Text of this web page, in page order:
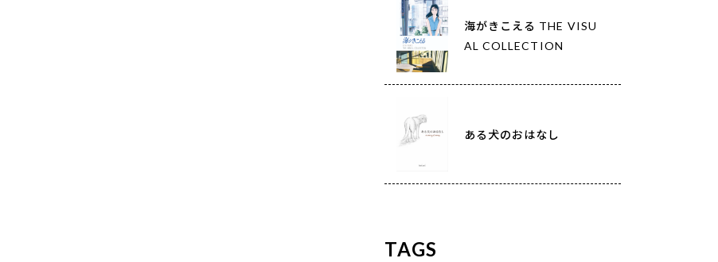
海がきこえる THE VISU
AL COLLECTION
ある犬のおはなし
TAGS